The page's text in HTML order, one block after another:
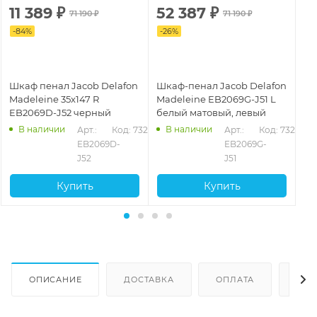
11 389 ₽ 71 190₽
-84%
Шкаф пенал Jacob Delafon
Madeleine 35x147 R
EB2069D-J52 черный
В наличии
Арт.:
EB2069D-
J52
Код: 73230
Купить
52 387 ₽ 71 190₽
-26%
Шкаф-пенал Jacob Delafon
Madeleine EB2069G-J51 L
белый матовый, левый
В наличии
Арт.:
EB2069G-
J51
Код: 73254
Купить
ОПИСАНИЕ ДОСТАВКА ОПЛАТА